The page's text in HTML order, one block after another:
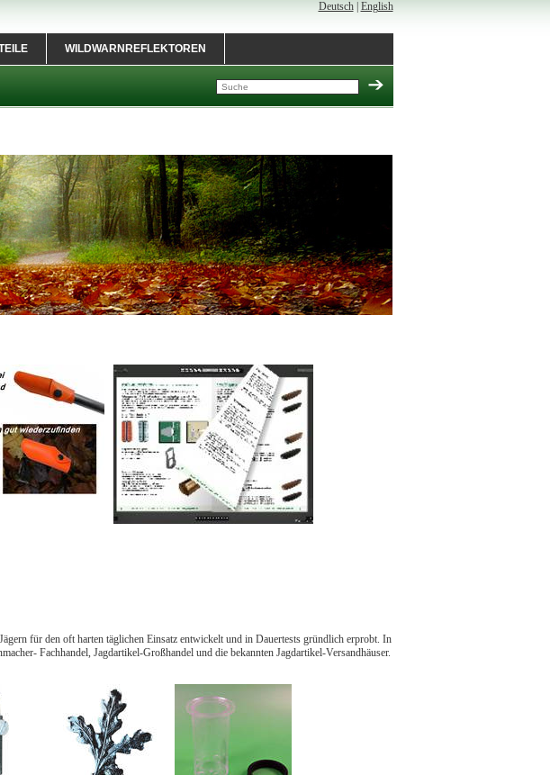
Deutsch| English
WILDWARNREFLEKTOREN
für den oft harten täglichen Einsatz entwickelt und in Dauertests gründlich erprobt. In
Fachhandel, Jagdartikel-Großhandel und die bekannten Jagdartikel-Versandhäuser.